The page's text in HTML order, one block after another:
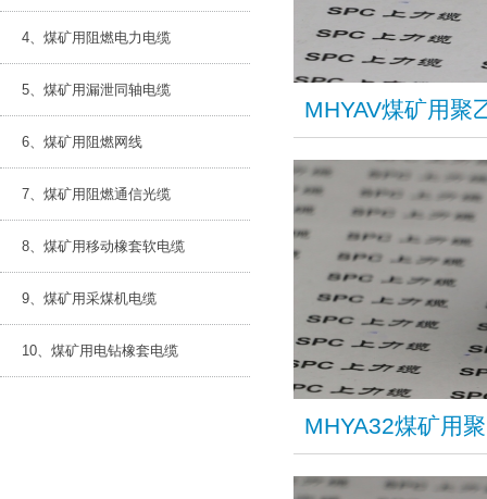
4、煤矿用阻燃电力电缆
5、煤矿用漏泄同轴电缆
6、煤矿用阻燃网线
7、煤矿用阻燃通信光缆
8、煤矿用移动橡套软电缆
9、煤矿用采煤机电缆
10、煤矿用电钻橡套电缆
​MHYAV煤矿用聚
​MHYA32煤矿用